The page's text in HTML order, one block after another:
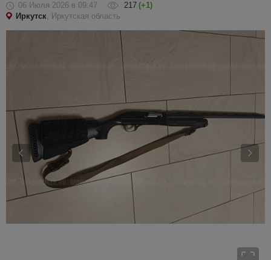
06 Июля 2026 в 09:47 217 (+1)
Иркутск, Иркутская область